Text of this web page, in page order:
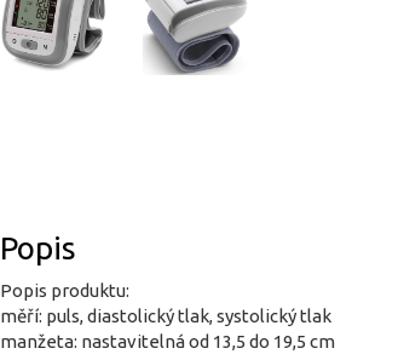
Popis
Popis produktu:
měří: puls, diastolický tlak, systolický tlak
manžeta: nastavitelná od 13,5 do 19,5 cm